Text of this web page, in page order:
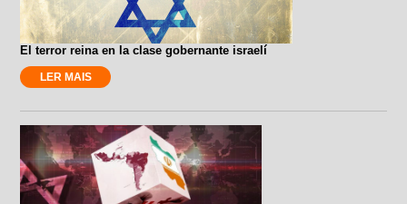
El terror reina en la clase gobernante israelí
LER MAIS